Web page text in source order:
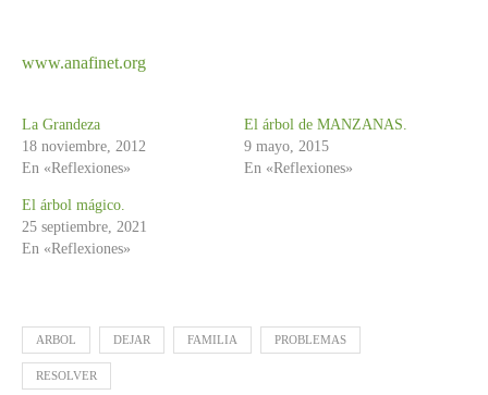
www.anafinet.org
La Grandeza
18 noviembre, 2012
En «Reflexiones»
El árbol de MANZANAS.
9 mayo, 2015
En «Reflexiones»
El árbol mágico.
25 septiembre, 2021
En «Reflexiones»
ARBOL DEJAR FAMILIA PROBLEMAS
RESOLVER